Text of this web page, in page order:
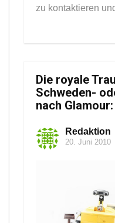
zu kontaktieren
Die royale
Schweden-
nach
Redaktion
20. Juni 2010